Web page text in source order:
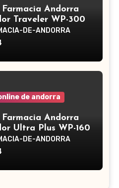
Andorra
Traveler WP-300
DE-ANDORRA
de andorra
Andorra
Ultra Plus WP-160
DE-ANDORRA